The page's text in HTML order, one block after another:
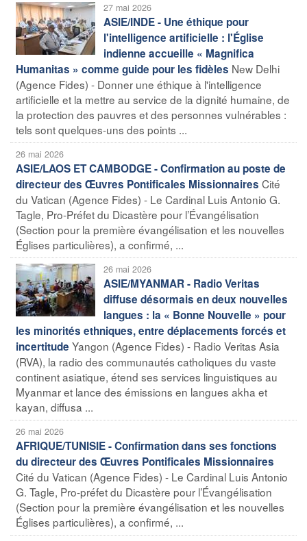
27 mai 2026
ASIE/INDE - Une éthique pour
l'intelligence artificielle : l'Église
indienne accueille « Magnifica
Humanitas » comme guide pour les fidèles New Delhi
(Agence Fides) - Donner une éthique à l'intelligence
artificielle et la mettre au service de la dignité humaine, de
la protection des pauvres et des personnes vulnérables :
tels sont quelques-uns des points ...
26 mai 2026
ASIE/LAOS ET CAMBODGE - Confirmation au poste de
directeur des Œuvres Pontificales Missionnaires Cité
du Vatican (Agence Fides) - Le Cardinal Luis Antonio G.
Tagle, Pro-Préfet du Dicastère pour l’Évangélisation
(Section pour la première évangélisation et les nouvelles
Églises particulières), a confirmé, ...
26 mai 2026
ASIE/MYANMAR - Radio Veritas
diffuse désormais en deux nouvelles
langues : la « Bonne Nouvelle » pour
les minorités ethniques, entre déplacements forcés et
incertitude Yangon (Agence Fides) - Radio Veritas Asia
(RVA), la radio des communautés catholiques du vaste
continent asiatique, étend ses services linguistiques au
Myanmar et lance des émissions en langues akha et
kayan, diffusa ...
26 mai 2026
AFRIQUE/TUNISIE - Confirmation dans ses fonctions
du directeur des Œuvres Pontificales Missionnaires
Cité du Vatican (Agence Fides) - Le Cardinal Luis Antonio
G. Tagle, Pro-préfet du Dicastère pour l’Évangélisation
(Section pour la première évangélisation et les nouvelles
Églises particulières), a confirmé, ...